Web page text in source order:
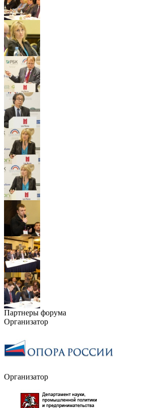
Партнеры форума
Организатор
Организатор